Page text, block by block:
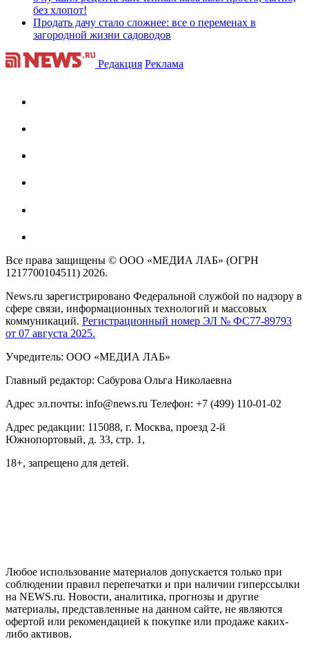
без хлопот!
Продать дачу стало сложнее: все о переменах в
загородной жизни садоводов
Редакция Реклама
Все права защищены © ООО «МЕДИА ЛАБ» (ОГРН
1217700104511) 2026.
News.ru зарегистрировано Федеральной службой по надзору в
сфере связи, информационных технологий и массовых
коммуникаций. Регистрационный номер ЭЛ № ФС77-89793
от 07 августа 2025.
Учредитель: ООО «МЕДИА ЛАБ»
Главный редактор: Сабурова Ольга Николаевна
Адрес эл.почты: info@news.ru Телефон: +7 (499) 110-01-02
Адрес редакции: 115088, г. Москва, проезд 2-й
Южнопортовый, д. 33, стр. 1,
18+, запрещено для детей.
Любое использование материалов допускается только при
соблюдении правил перепечатки и при наличии гиперссылки
на NEWS.ru. Новости, аналитика, прогнозы и другие
материалы, представленные на данном сайте, не являются
офертой или рекомендацией к покупке или продаже каких-
либо активов.